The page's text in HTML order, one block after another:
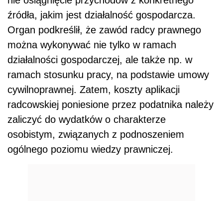
źródła, jakim jest działalność gospodarcza.
Organ podkreślił, że zawód radcy prawnego
można wykonywać nie tylko w ramach
działalności gospodarczej, ale także np. w
ramach stosunku pracy, na podstawie umowy
cywilnoprawnej. Zatem, koszty aplikacji
radcowskiej poniesione przez podatnika należy
zaliczyć do wydatków o charakterze
osobistym, związanych z podnoszeniem
ogólnego poziomu wiedzy prawniczej.